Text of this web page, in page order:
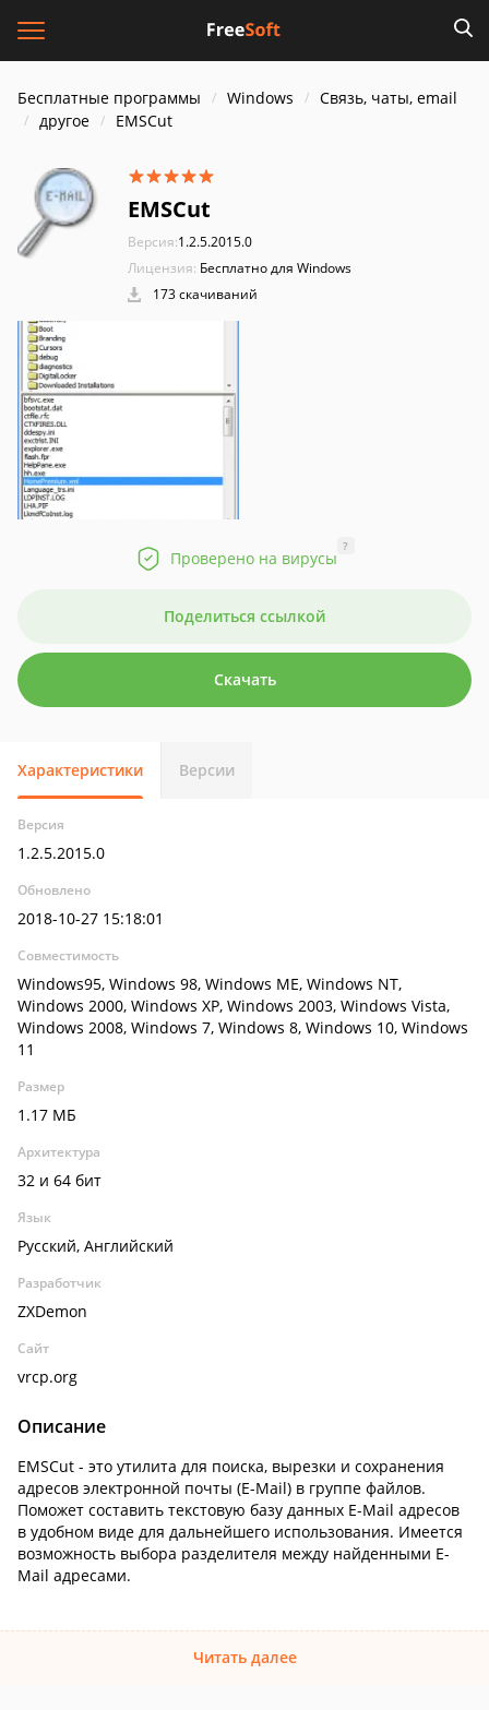
Бесплатные программы Windows
Связь, чаты, email
другое
EMSCut
EMSCut
Версия:1.2.5.2015.0
Лицензия: Бесплатно для Windows
173 скачиваний
Проверено на вирусы
?
Поделиться ссылкой
Скачать
Характеристики Версии
Версия
1.2.5.2015.0
Обновлено
2018-10-27 15:18:01
Совместимость
Windows95, Windows 98, Windows ME, Windows NT,
Windows 2000, Windows XP, Windows 2003, Windows Vista,
Windows 2008, Windows 7, Windows 8, Windows 10, Windows
11
Размер
1.17 МБ
Архитектура
32 и 64 бит
Язык
Русский, Английский
Разработчик
ZXDemon
Сайт
vrcp.org
Описание
EMSCut - это утилита для поиска, вырезки и сохранения
адресов электронной почты (E-Mail) в группе файлов.
Поможет составить текстовую базу данных E-Mail адресов
в удобном виде для дальнейшего использования. Имеется
возможность выбора разделителя между найденными E-
Mail адресами.
Читать далее